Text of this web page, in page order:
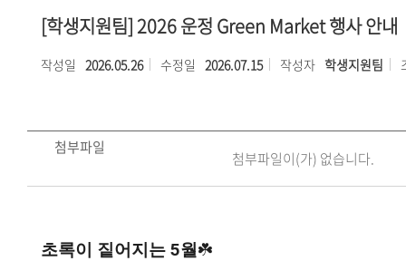
[학생지원팀] 2026 운정 Green Market 행사 안내
작성일 2026.05.26 수정일 2026.07.15 작성자 학생지원팀
첨부파일
첨부파일이(가) 없습니다.
초록이 짙어지는 5월☘️